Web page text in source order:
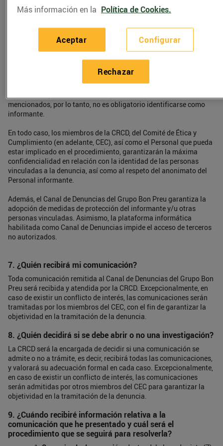
b) Verbal: a solicitud de la persona informante, la
medio de una reunión presencial o telemática con
alguna de las personas que forman parte de la
Comisión Responsable del Canal de Denuncias (en
adelante, CRCD).
6. ¿Puedo presentar una comunicación anónima?
Sí. Las comunicaciones anónimas serán atendidas si el objeto
mencionados, por lo tanto, no es obligatorio identificarse como
informante.
En todo caso, los miembros de la CRCD, del Comité de Ética y
Cumplimiento (en adelante, CEC), así como el Personal que pueda
estar implicado en el procedimiento, garantizarán la máxima
confidencialidad en relación con la identidad de las personas
vinculadas a la denuncia, así como al respeto del anonimato del
Personal informante.
Además, el Canal de Denuncias del Grupo Bon Preu garantiza la
adopción de medidas de protección del informante y/u otras
personas vinculadas. Asimismo, la plataforma informática
habilitada como Canal de Denuncias impide el acceso de terceros
no autorizados.
7. ¿Quién recibirá mi comunicación?
Toda comunicación remitida al Canal de Denuncias del Grupo Bon
Preu será recibida y atendida por la CRCD. Excepcionalmente, en
caso de existir un conflicto de interés, las comunicaciones serán
tramitadas por los miembros del CEC, con el fin de garantizar la
objetividad en la tramitación de la denuncia.
8. ¿Quién decidirá si se debe abrir o no una investigación?
La CRCD será la encargada de decidir si una comunicación se
admite o no a trámite, es decir, recibirá todas las comunicaciones,
y valorará su adecuación formal en cada caso. Excepcionalmente,
en caso de existir un conflicto de interés, las comunicaciones
serán admitidas por otros miembros del CEC para garantizar la
objetividad en la tramitación de la denuncia.
9. ¿Cuándo recibiré información relativa a la
comunicación que he presentado y cuál será el
procedimiento que se seguirá para resolverla?
Más información en la Política de Cookies.
Configurar
Rechazar
Aceptar